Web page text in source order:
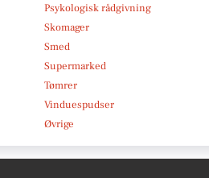
Psykologisk rådgivning
Skomager
Smed
Supermarked
Tømrer
Vinduespudser
Øvrige